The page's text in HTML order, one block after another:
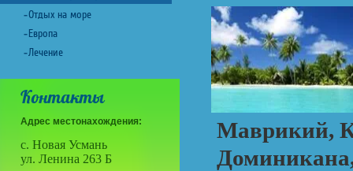
Маврикий,
Отдых на море
Европа
Лечение
Контакты
Адрес местонахождения:
с. Новая Усмань
ул. Ленина 263 Б